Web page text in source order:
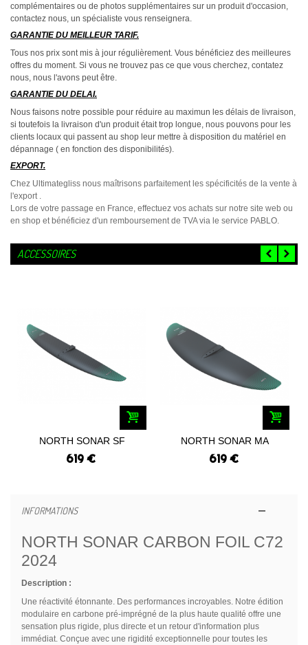
complémentaires ou de photos supplémentaires sur un produit d'occasion,
contactez nous, un spécialiste vous renseignera.
GARANTIE DU MEILLEUR TARIF.
Tous nos prix sont mis à jour régulièrement. Vous bénéficiez des meilleures
offres du moment. Si vous ne trouvez pas ce que vous cherchez, contatez
nous, nous l'avons peut être.
GARANTIE DU DELAI.
Nous faisons notre possible pour réduire au maximun les délais de livraison,
si toutefois la livraison d'un produit était trop longue, nous pouvons pour les
clients locaux qui passent au shop leur mettre à disposition du matériel en
dépannage ( en fonction des disponibilités).
EXPORT.
Chez Ultimategliss nous maîtrisons parfaitement les spécificités de la vente à
l'export .
Lors de votre passage en France, effectuez vos achats sur notre site web ou
en shop et bénéficiez d'un remboursement de TVA via le service PABLO.
ACCESSOIRES
NORTH SONAR SF
FRONT WING 2024
619 €
NORTH SONAR MA
FRONT WING 2024
619 €
INFORMATIONS
NORTH SONAR CARBON FOIL C72
2024
Description :
Une réactivité étonnante. Des performances incroyables. Notre édition
modulaire en carbone pré-imprégné de la plus haute qualité offre une
sensation plus rigide, plus directe et un retour d'information plus
immédiat. Conçue avec une rigidité exceptionnelle pour toutes les